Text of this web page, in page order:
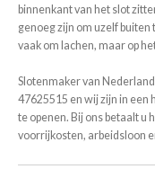
binnenkant van het slot
genoeg zijn om uzelf
vaak om lachen, maar op
Slotenmaker van
47625515 en wij zijn in een
te openen. Bij ons betaalt u
voorrijkosten, arbeidsloon